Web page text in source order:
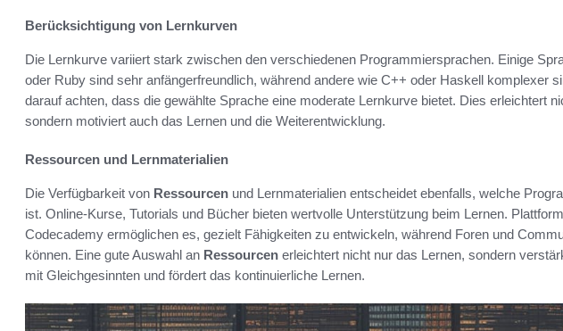
Berücksichtigung von Lernkurven
Die Lernkurve variiert stark zwischen den verschiedenen Programmiersprachen. Einige
oder Ruby sind sehr anfängerfreundlich, während andere wie C++ oder Haskell komplexer
darauf achten, dass die gewählte Sprache eine moderate Lernkurve bietet. Dies erleichtert
sondern motiviert auch das Lernen und die Weiterentwicklung.
Ressourcen und Lernmaterialien
Die Verfügbarkeit von Ressourcen und Lernmaterialien entscheidet ebenfalls, welche
ist. Online-Kurse, Tutorials und Bücher bieten wertvolle Unterstützung beim Lernen.
Codecademy ermöglichen es, gezielt Fähigkeiten zu entwickeln, während Foren und
können. Eine gute Auswahl an Ressourcen erleichtert nicht nur das Lernen, sondern
mit Gleichgesinnten und fördert das kontinuierliche Lernen.